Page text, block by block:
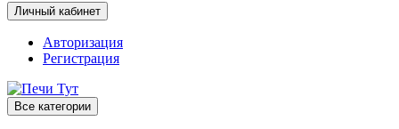
Личный кабинет
Авторизация
Регистрация
Все категории